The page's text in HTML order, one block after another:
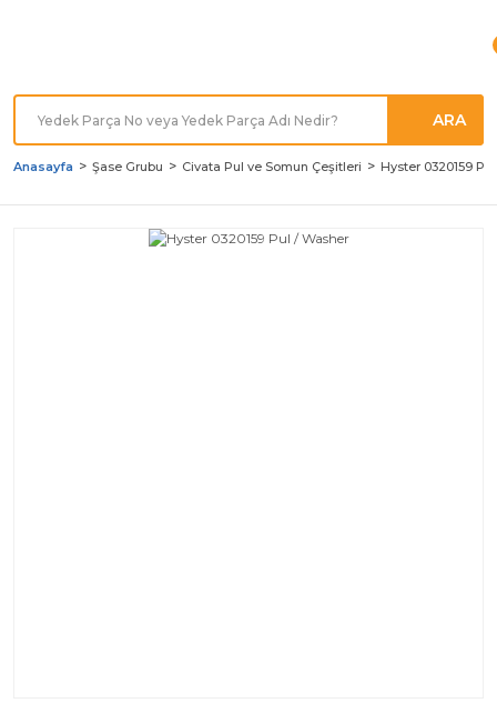
ARA
Anasayfa Şase Grubu Civata Pul ve Somun Çeşitleri Hyster 0320159